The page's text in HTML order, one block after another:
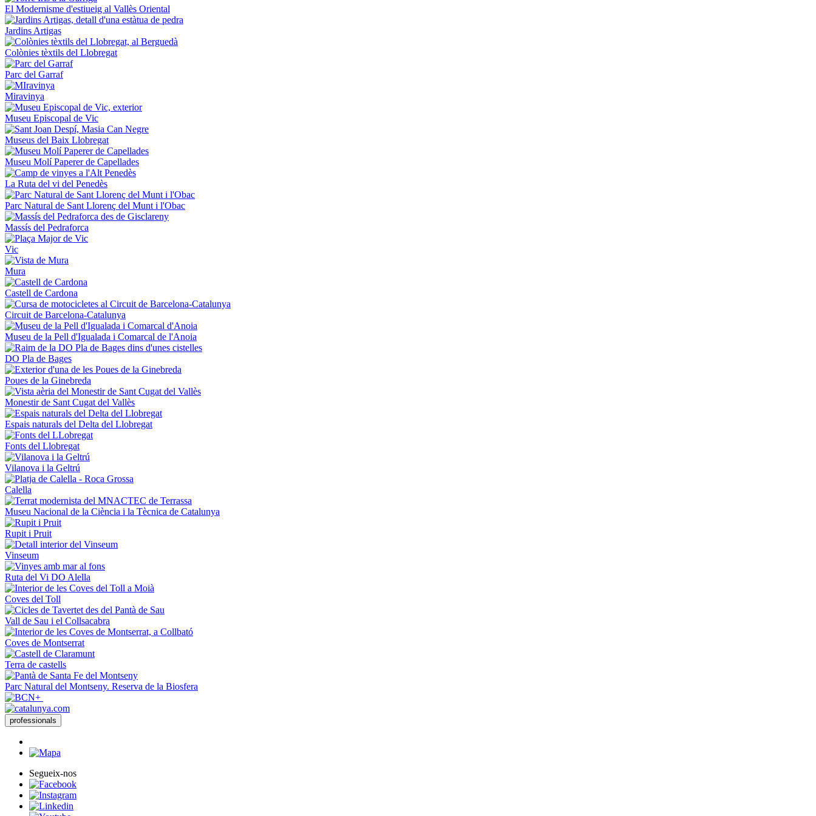
El Modernisme d'estiueig al Vallès Oriental
Jardins Artigas
Colònies tèxtils del Llobregat
Parc del Garraf
Miravinya
Museu Episcopal de Vic
Museus del Baix Llobregat
Museu Molí Paperer de Capellades
La Ruta del vi del Penedès
Parc Natural de Sant Llorenç del Munt i l'Obac
Massís del Pedraforca
Vic
Mura
Castell de Cardona
Circuit de Barcelona-Catalunya
Museu de la Pell d'Igualada i Comarcal de l'Anoia
DO Pla de Bages
Poues de la Ginebreda
Monestir de Sant Cugat del Vallès
Espais naturals del Delta del Llobregat
Fonts del Llobregat
Vilanova i la Geltrú
Calella
Museu Nacional de la Ciència i la Tècnica de Catalunya
Rupit i Pruit
Vinseum
Ruta del Vi DO Alella
Coves del Toll
Vall de Sau i el Collsacabra
Coves de Montserrat
Terra de castells
Parc Natural del Montseny. Reserva de la Biosfera
professionals
Segueix-nos